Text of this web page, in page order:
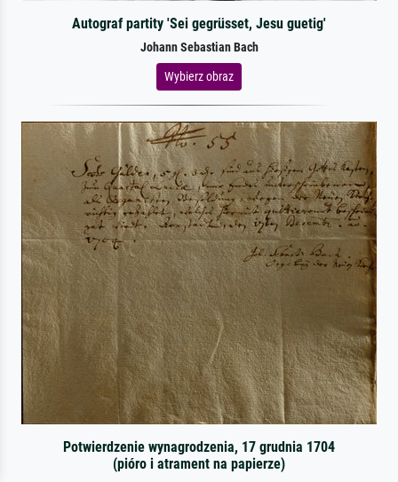
Autograf partity 'Sei gegrüsset, Jesu guetig'
Johann Sebastian Bach
Wybierz obraz
Potwierdzenie wynagrodzenia, 17 grudnia 1704
(pióro i atrament na papierze)